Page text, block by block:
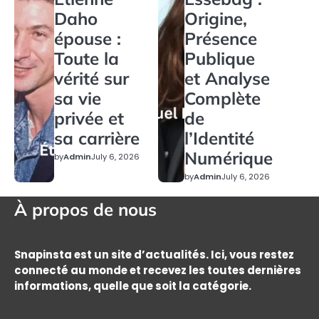
Daho
épouse :
Toute la
vérité sur
sa vie
privée et
sa carrière
byAdminJuly 6, 2026
Origine,
Présence
Publique
et Analyse
Complète
de
l’Identité
Numérique
byAdminJuly 6, 2026
À propos de nous
Snapinsta est un site d’actualités. Ici, vous restez
connecté au monde et recevez les toutes dernières
informations, quelle que soit la catégorie.